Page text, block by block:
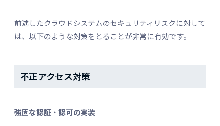
前述したクラウドシステムのセキュリティリスクに対して
は、以下のような対策をとることが非常に有効です。
不正アクセス対策
強固な認証・認可の実装